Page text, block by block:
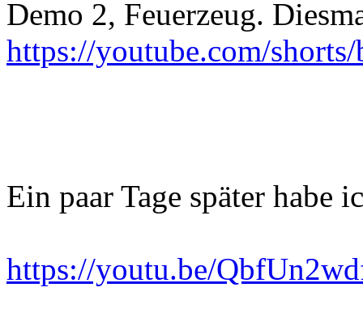
Demo 2, Feuerzeug.
https://youtube.com/
Ein paar Tage später habe
https://youtu.be/